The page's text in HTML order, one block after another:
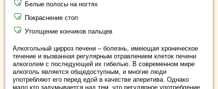
Белые полосы на ногтях
Покраснение стоп
Утолщение кончиков пальцев
Алкогольный цирроз печени – болезнь, имеющая хроническое
течение и вызванная регулярным отравлением клеток печени
алкоголем с последующей их гибелью. В современном мире
алкоголь является общедоступным, и многие люди
употребляют его перед едой в качестве аперитива. Однако
мало кто задумывается над тем, что регулярное употребление